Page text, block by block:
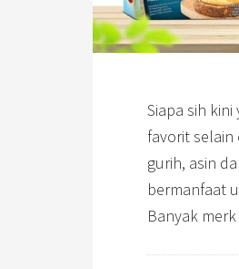
Siapa sih
favorit
gurih, asin
bermanfaat
Banyak